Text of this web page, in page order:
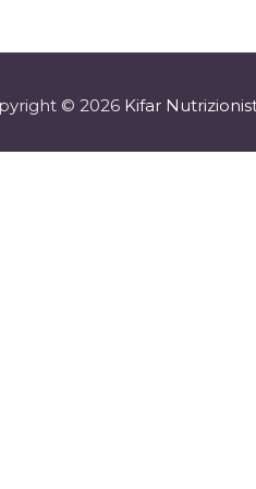
© 2026 Kifar